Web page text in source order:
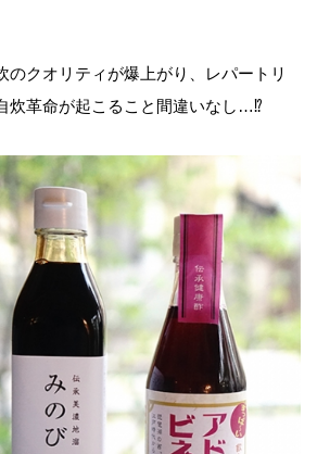
のクオリティが爆上がり、レパートリ
炊革命が起こること間違いなし…⁉︎